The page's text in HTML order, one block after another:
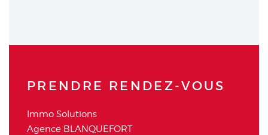
PRENDRE RENDEZ‑VOUS
Immo Solutions
Agence BLANQUEFORT